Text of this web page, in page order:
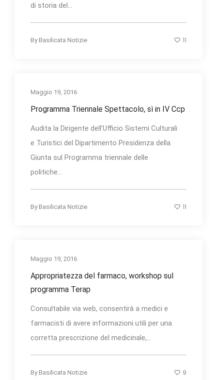
di storia del...
By Basilicata Notizie 11
Maggio 19, 2016
Programma Triennale Spettacolo, sì in IV Ccp
Audita la Dirigente dell’Ufficio Sistemi Culturali
e Turistici del Dipartimento Presidenza della
Giunta sul Programma triennale delle
politiche...
By Basilicata Notizie 11
Maggio 19, 2016
Appropriatezza del farmaco, workshop sul
programma Terap
Consultabile via web, consentirà a medici e
farmacisti di avere informazioni utili per una
corretta prescrizione del medicinale,...
By Basilicata Notizie 9